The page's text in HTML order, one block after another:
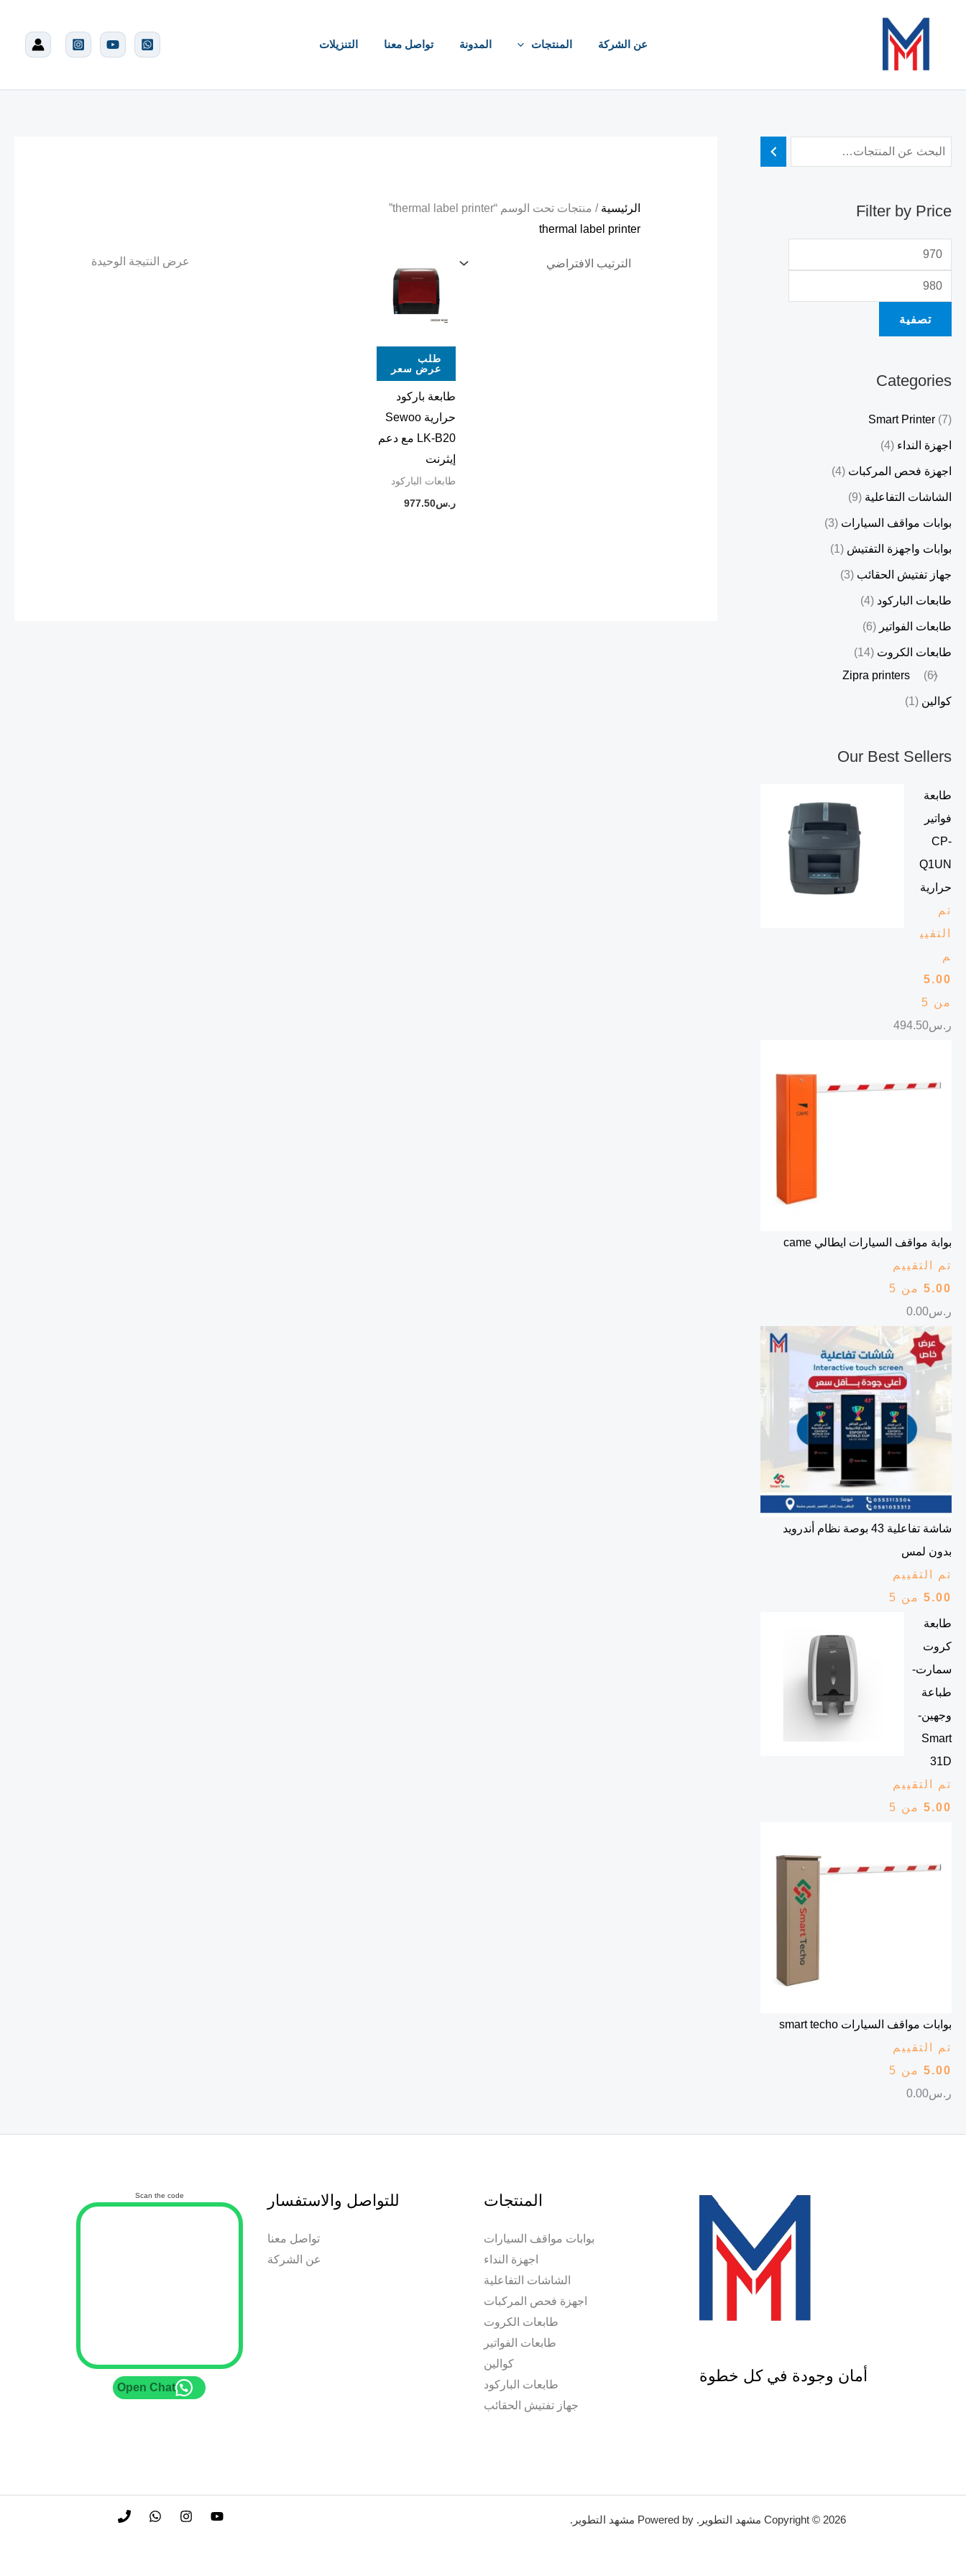
عن الشركة المنتجات المدونة تواصل معنا التنزيلات
Filter by Price
تصفية
Categories
Smart Printer (7)
اجهزة النداء (4)
اجهزة فحص المركبات (4)
الشاشات التفاعلية (9)
بوابات مواقف السيارات (3)
بوابات واجهزة التفتيش (1)
جهاز تفتيش الحقائب (3)
طابعات الباركود (4)
طابعات الفواتير (6)
طابعات الكروت (14)
Zipra printers
(6)
كوالين (1)
Our Best Sellers
طابعة
فواتير
CP-
Q1UN
حرارية
تم
التقيي
م
5.00
من 5
ر.س494.50
بوابة مواقف السيارات ايطالي came
تم التقييم
5.00 من 5
ر.س0.00
شاشة تفاعلية 43 بوصة نظام أندرويد
بدون لمس
تم التقييم
5.00 من 5
طابعة
كروت
سمارت-
طباعة
وجهين-
Smart
31D
تم التقييم
5.00 من 5
بوابات مواقف السيارات smart techo
تم التقييم
5.00 من 5
ر.س0.00
الرئيسية / منتجات تحت الوسم “thermal label printer”
thermal label printer
عرض النتيجة الوحيدة
طلب
عرض سعر
طابعة باركود
حرارية Sewoo
LK-B20 مع دعم
إيثرنت
طابعات الباركود
ر.س977.50
أمان وجودة في كل خطوة
المنتجات
بوابات مواقف السيارات
اجهزة النداء
الشاشات التفاعلية
اجهزة فحص المركبات
طابعات الكروت
طابعات الفواتير
كوالين
طابعات الباركود
جهاز تفتيش الحقائب
للتواصل والاستفسار
تواصل معنا
عن الشركة
Scan the code
Open Chat
Copyright © 2026 مشهد التطوير. Powered by مشهد التطوير.